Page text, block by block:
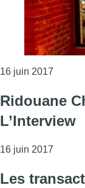
16 juin 2017
Ridouane
L’Interview
16 juin 2017
Les